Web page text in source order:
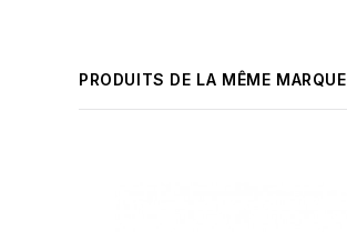
PRODUITS DE LA MÊME MARQUE